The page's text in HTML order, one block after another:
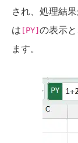
され、処理結
は [PY] の表示
ます。